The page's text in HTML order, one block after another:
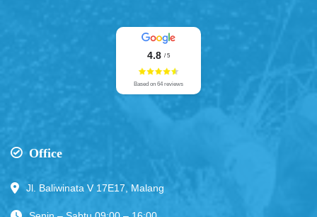
4.8 / 5
Based on 64 reviews
Office
Jl. Baliwinata V 17E17, Malang